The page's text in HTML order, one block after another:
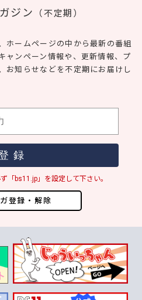
ジン （不定期）
登録・解除
ホームページの中から最新の番組
ャンペーン情報や、更新情報、プ
お知らせなどを不定期にお届けし
「bs11.jp」を設定して下さい。